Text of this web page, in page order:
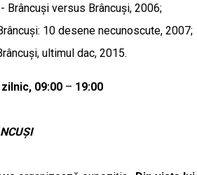
Brâncuși versus Brâncuși, 2006;
10 desene necunoscute, 2007;
ultimul dac, 2015.
09:00 – 19:00